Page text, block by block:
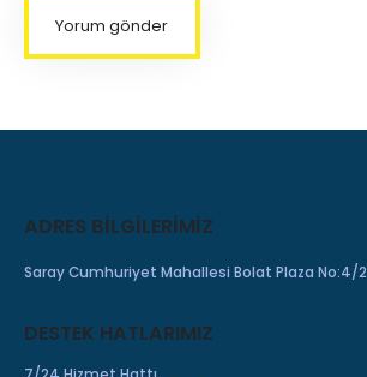
ADRES BILGILERIMIZ
Saray Cumhuriyet Mahallesi Bolat Plaza No:4/
DESTEK HATLARIMIZ